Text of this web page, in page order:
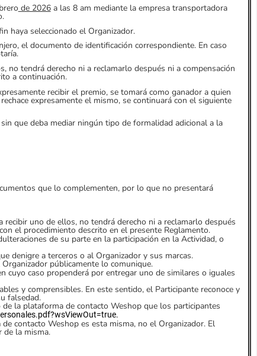
de 2026a las 8 am mediante la empresa transportadora
haya seleccionado el Organizador.
el documento de identificación correspondiente. En caso
tendrá derecho ni a reclamarlo después ni a compensación
a continuación.
recibir el premio, se tomará como ganador a quien
expresamente el mismo, se continuará con el siguiente
que deba mediar ningún tipo de formalidad adicional a la
que lo complementen, por lo que no presentará
uno de ellos, no tendrá derecho ni a reclamarlo después
el procedimiento descrito en el presente Reglamento.
de su parte en la participación en la Actividad, o
denigre a terceros o al Organizador y sus marcas.
públicamente lo comunique.
cuyo caso propenderá por entregar uno de similares o iguales
y comprensibles. En este sentido, el Participante reconoce y
falsedad.
la plataforma de contacto Weshop que los participantes
.
contacto Weshop es esta misma, no el Organizador. El
de la misma.